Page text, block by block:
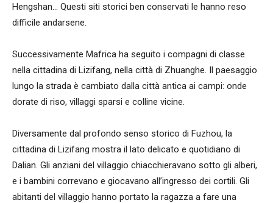
Hengshan… Questi siti storici ben conservati le hanno reso
difficile andarsene.
Successivamente Mafrica ha seguito i compagni di classe
nella cittadina di Lizifang, nella città di Zhuanghe. Il paesaggio
lungo la strada è cambiato dalla città antica ai campi: onde
dorate di riso, villaggi sparsi e colline vicine.
Diversamente dal profondo senso storico di Fuzhou, la
cittadina di Lizifang mostra il lato delicato e quotidiano di
Dalian. Gli anziani del villaggio chiacchieravano sotto gli alberi,
e i bambini correvano e giocavano all’ingresso dei cortili. Gli
abitanti del villaggio hanno portato la ragazza a fare una